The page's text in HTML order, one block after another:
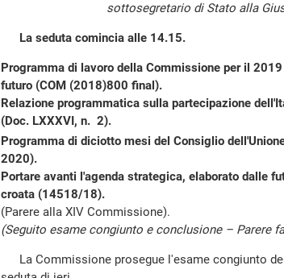
sottosegretario di Stato alla
La seduta comincia alle 14.15.
Programma di lavoro della Commissione per il
futuro (COM (2018)800 final).
Relazione programmatica sulla partecipazione
(Doc. LXXXVI, n. 2).
Programma di diciotto mesi del Consiglio
2020).
Portare avanti l'agenda strategica, elaborato dalle
croata (14518/18).
(Parere alla XIV Commissione).
(Seguito esame congiunto e conclusione – Parere
La Commissione prosegue l'esame congiunto